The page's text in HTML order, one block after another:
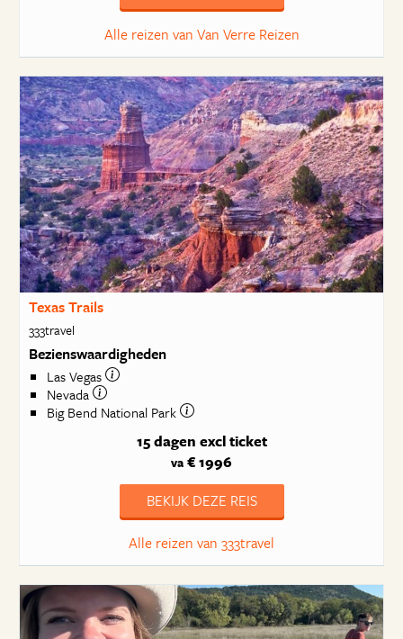
Alle reizen van Van Verre Reizen
Texas Trails
333travel
Bezienswaardigheden
Las Vegas
Nevada
Big Bend National Park
15 dagen excl ticket
va € 1996
BEKIJK DEZE REIS
Alle reizen van 333travel